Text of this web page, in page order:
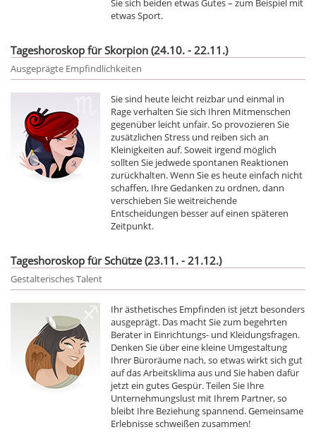
Sie sich beiden etwas Gutes – zum Beispiel mit
etwas Sport.
Tageshoroskop für Skorpion (24.10. - 22.11.)
Ausgeprägte Empfindlichkeiten
Sie sind heute leicht reizbar und einmal in
Rage verhalten Sie sich Ihren Mitmenschen
gegenüber leicht unfair. So provozieren Sie
zusätzlichen Stress und reiben sich an
Kleinigkeiten auf. Soweit irgend möglich
sollten Sie jedwede spontanen Reaktionen
zurückhalten. Wenn Sie es heute einfach nicht
schaffen, Ihre Gedanken zu ordnen, dann
verschieben Sie weitreichende
Entscheidungen besser auf einen späteren
Zeitpunkt.
Tageshoroskop für Schütze (23.11. - 21.12.)
Gestalterisches Talent
Ihr ästhetisches Empfinden ist jetzt besonders
ausgeprägt. Das macht Sie zum begehrten
Berater in Einrichtungs- und Kleidungsfragen.
Denken Sie über eine kleine Umgestaltung
Ihrer Büroräume nach, so etwas wirkt sich gut
auf das Arbeitsklima aus und Sie haben dafür
jetzt ein gutes Gespür. Teilen Sie Ihre
Unternehmungslust mit Ihrem Partner, so
bleibt Ihre Beziehung spannend. Gemeinsame
Erlebnisse schweißen zusammen!